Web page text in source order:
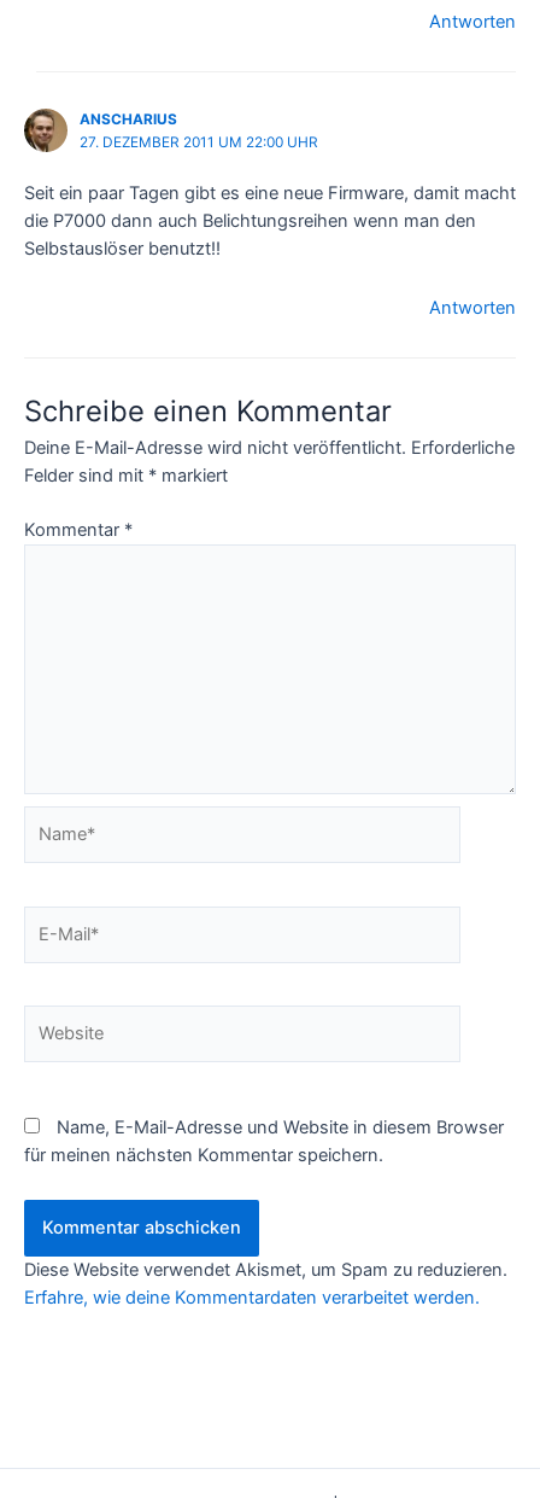
Antworten
ANSCHARIUS
27. DEZEMBER 2011 UM 22:00 UHR
Seit ein paar Tagen gibt es eine neue Firmware, damit macht
die P7000 dann auch Belichtungsreihen wenn man den
Selbstauslöser benutzt!!
Antworten
Schreibe einen Kommentar
Deine E-Mail-Adresse wird nicht veröffentlicht. Erforderliche
Felder sind mit * markiert
Kommentar *
Mail*
Name, E-Mail-Adresse und Website in diesem Browser
für meinen nächsten Kommentar speichern.
Diese Website verwendet Akismet, um Spam zu reduzieren.
Erfahre, wie deine Kommentardaten verarbeitet werden.